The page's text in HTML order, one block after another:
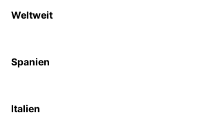
Weltweit
Spanien
Italien